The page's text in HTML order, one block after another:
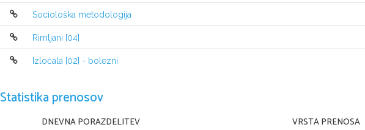
Sociološka metodologija
Rimljani [04]
Izločala [02] - bolezni
Statistika prenosov
DNEVNA PORAZDELITEV VRSTA PRENOSA